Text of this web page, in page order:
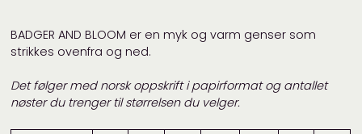
BADGER AND BLOOM er en myk og varm genser som
strikkes ovenfra og ned.
Det følger med norsk oppskrift i papirformat og antallet
nøster du trenger til størrelsen du velger.